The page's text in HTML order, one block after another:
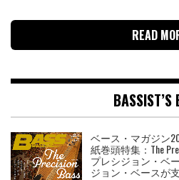
READ
BASSIST’S
ベース・マガジン
紙巻頭特集：The
プレシジョン・ベ
ジョン・ベースが